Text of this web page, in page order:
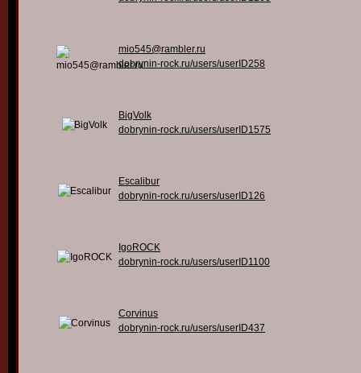
mio545@rambler.ru
dobrynin-rock.ru/users/userID258
BigVolk
dobrynin-rock.ru/users/userID1575
Escalibur
dobrynin-rock.ru/users/userID126
IgoROCK
dobrynin-rock.ru/users/userID1100
Corvinus
dobrynin-rock.ru/users/userID437